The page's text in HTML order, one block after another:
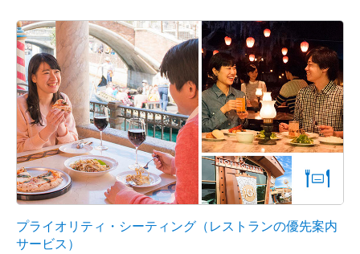
プライオリティ・シーティング（レストランの優先案内
サービス）